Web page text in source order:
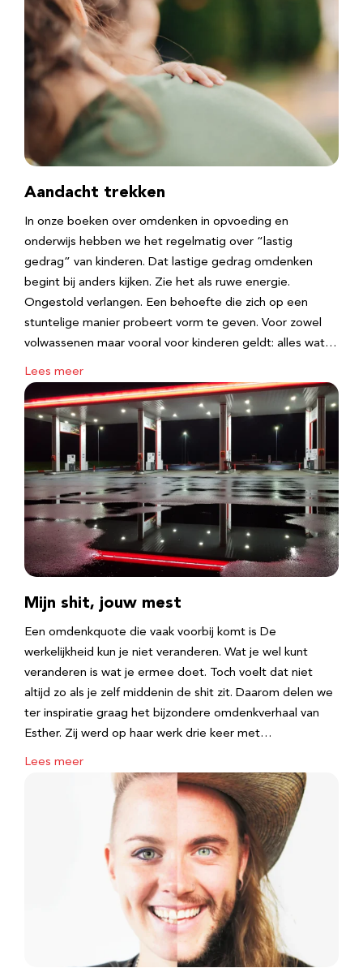
Aandacht trekken
In onze boeken over omdenken in opvoeding en
onderwijs hebben we het regelmatig over “lastig
gedrag” van kinderen. Dat lastige gedrag omdenken
begint bij anders kijken. Zie het als ruwe energie.
Ongestold verlangen. Een behoefte die zich op een
stuntelige manier probeert vorm te geven. Voor zowel
volwassenen maar vooral voor kinderen geldt: alles wat…
Lees meer
Mijn shit, jouw mest
Een omdenkquote die vaak voorbij komt is De
werkelijkheid kun je niet veranderen. Wat je wel kunt
veranderen is wat je ermee doet. Toch voelt dat niet
altijd zo als je zelf middenin de shit zit. Daarom delen we
ter inspiratie graag het bijzondere omdenkverhaal van
Esther. Zij werd op haar werk drie keer met…
Lees meer